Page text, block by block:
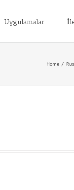
Uygulamalar
Home /